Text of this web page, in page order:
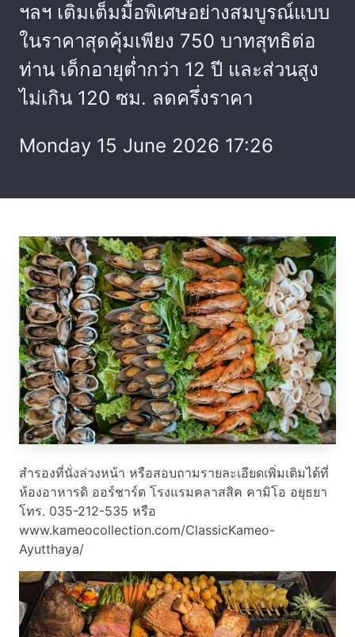
ฯลฯ เติมเต็มมื้อพิเศษอย่างสมบูรณ์แบบ
ในราคาสุดคุ้มเพียง 750 บาทสุทธิต่อ
ท่าน เด็กอายุต่ำกว่า 12 ปี และส่วนสูง
ไม่เกิน 120 ซม. ลดครึ่งราคา
Monday 15 June 2026 17:26
สำรองที่นั่งล่วงหน้า หรือสอบถามรายละเอียดเพิ่มเติมได้ที่
ห้องอาหารดิ ออร์ชาร์ด โรงแรมคลาสสิค คามิโอ อยุธยา
โทร. 035-212-535 หรือ
www.kameocollection.com/ClassicKameo-
Ayutthaya/